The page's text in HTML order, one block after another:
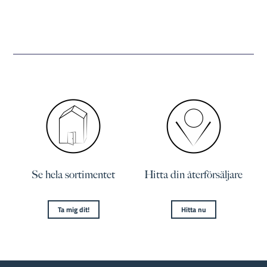
Se hela sortimentet
Ta mig dit!
Hitta din återförsäljare
Hitta nu